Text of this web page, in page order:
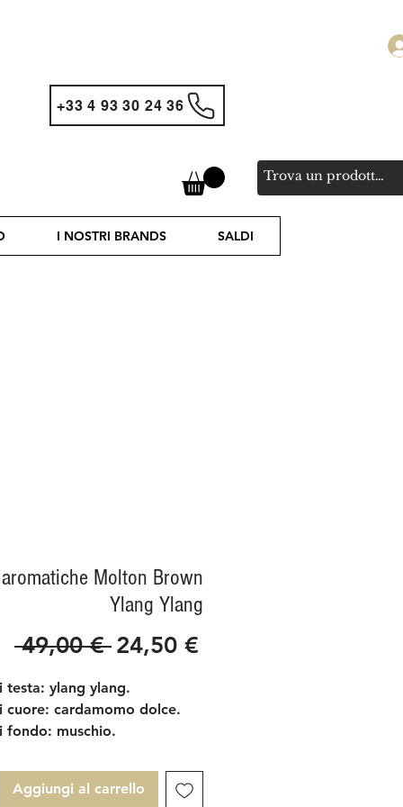
+33 4 93 30 24 36
I NOSTRI BRANDS SALDI
Molton Brown
Ylang Ylang
49,00 € Prezzo
24,50 €
testa: ylang ylang.
cuore: cardamomo dolce.
fondo: muschio.
* * Nessun ingrediente di
Aggiungi al carrello